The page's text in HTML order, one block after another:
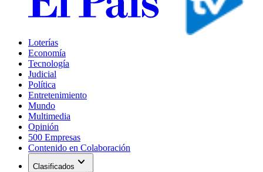
Loterías
Economía
Tecnología
Judicial
Política
Entretenimiento
Mundo
Multimedia
Opinión
500 Empresas
Contenido en Colaboración
Clasificados expand_more